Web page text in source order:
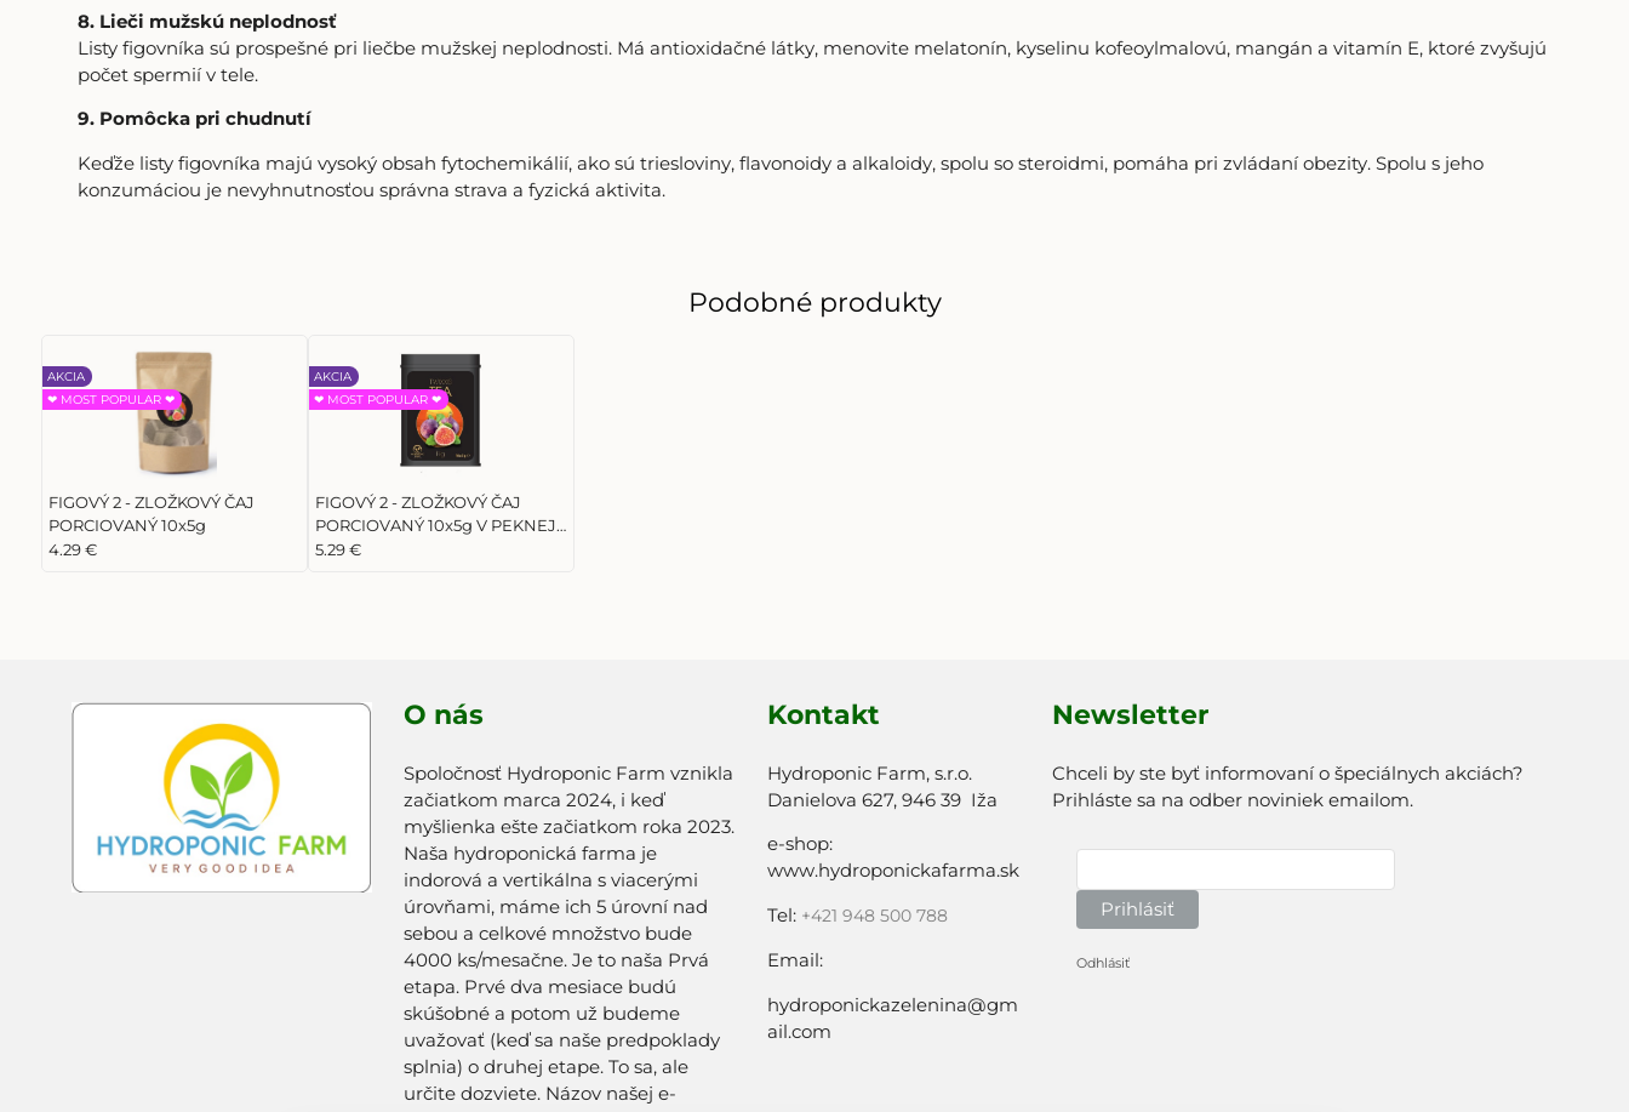
8. Lieči mužskú neplodnosť
Listy figovníka sú prospešné pri liečbe mužskej neplodnosti. Má antioxidačné látky, menovite melatonín, kyselinu kofeoylmalovú, mangán a vitamín E, ktoré zvyšujú
počet spermií v tele.
9. Pomôcka pri chudnutí
Keďže listy figovníka majú vysoký obsah fytochemikálií, ako sú triesloviny, flavonoidy a alkaloidy, spolu so steroidmi, pomáha pri zvládaní obezity. Spolu s jeho
konzumáciou je nevyhnutnosťou správna strava a fyzická aktivita.
Podobné produkty
FIGOVÝ 2 - ZLOŽKOVÝ ČAJ
PORCIOVANÝ 10x5g
AKCIA
❤ MOST POPULAR ❤
4.29 €
FIGOVÝ 2 - ZLOŽKOVÝ ČAJ
PORCIOVANÝ 10x5g V PEKNEJ
ČIERNEJ PRAKTICKEJ
AKCIA
❤ MOST POPULAR ❤
5.29 €
O nás
Spoločnosť Hydroponic Farm vznikla
začiatkom marca 2024, i keď
myšlienka ešte začiatkom roka 2023.
Naša hydroponická farma je
indorová a vertikálna s viacerými
úrovňami, máme ich 5 úrovní nad
sebou a celkové množstvo bude
4000 ks/mesačne. Je to naša Prvá
etapa. Prvé dva mesiace budú
skúšobné a potom už budeme
uvažovať (keď sa naše predpoklady
splnia) o druhej etape. To sa, ale
určite dozviete. Názov našej e-
Kontakt
Hydroponic Farm, s.r.o.
Danielova 627, 946 39 Iža
e-shop:
www.hydroponickafarma.sk
Tel: +421 948 500 788
Email:
hydroponickazelenina@gm
ail.com
Newsletter
Chceli by ste byť informovaní o špeciálnych akciách?
Prihláste sa na odber noviniek emailom.
Prihlásiť
Odhlásiť